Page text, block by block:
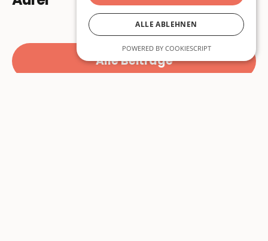
Alle Beiträge
ALLE ABLEHNEN
POWERED BY COOKIESCRIPT